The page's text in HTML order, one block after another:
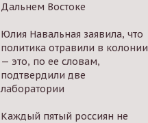
Дальнем Востоке
Юлия Навальная заявила, что
политика отравили в колонии
— это, по ее словам,
подтвердили две
лаборатории
Каждый пятый россиян не